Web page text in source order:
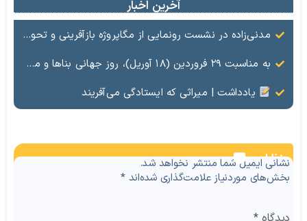
آخرین اخبار
مدنی‌زاده در نشست رونمایی از مگاپروژه بازآفرینی و تحول مناطق آزاد کشور مطرح کرد: مناطق آزاد فرصت نوسازی اقتصادی کشور هستند / مناطق آزاد؛ نقطه عطف نظام حکمرانی کشور
به مناسبت ۲۹ فروردین (۱۸ آوریل)، روز جهانی بناها و محوطه‌های تاریخی، سرپرست مدیریت گردشگری و مدیر حوزه مدیرعامل سازمان منطقه آزاد ماکو بر ضرورت صیانت از میراث تمدنی کشور تأکید کرد.
یادداشت | میراثی که ایستادگی می‌آفریند
نظرات
نشانی ایمیل شما منتشر نخواهد شد.
بخش‌های موردنیاز علامت‌گذاری شده‌اند*